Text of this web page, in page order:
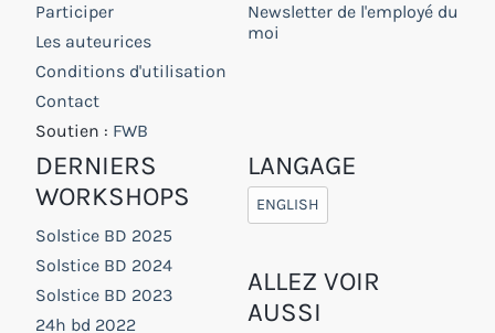
Participer
Les auteurices
Conditions d'utilisation
Contact
Soutien : FWB
Newsletter de l'employé du
moi
DERNIERS
WORKSHOPS
Solstice BD 2025
Solstice BD 2024
Solstice BD 2023
24h bd 2022
LANGAGE
ENGLISH
ALLEZ VOIR
AUSSI